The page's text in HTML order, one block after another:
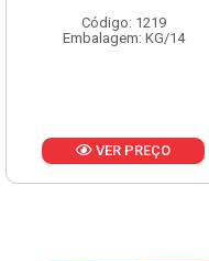
Código: 1219
Embalagem: KG/14
VER PREÇO